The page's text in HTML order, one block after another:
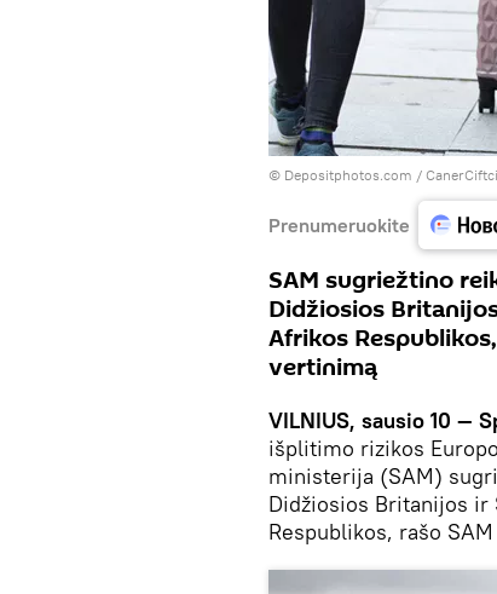
© Depositphotos.com / CanerCiftci
Prenumeruokite
SAM sugriežtino
Didžiosios
Afrikos
vertinimą
VILNIUS, sausio 10 —
išplitimo rizikos
ministerija (SAM)
Didžiosios Britanijos
Respublikos, rašo